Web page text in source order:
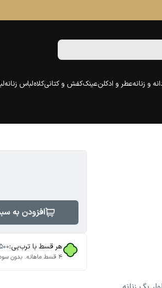
و زنانهعطر و ادکلنعینککفش و کتانیکلاهلباس زنانه
افزودن به
هر قسط با ترب‌پی:
۴ قسط ماهانه. بدون سود، چک و ضامن.